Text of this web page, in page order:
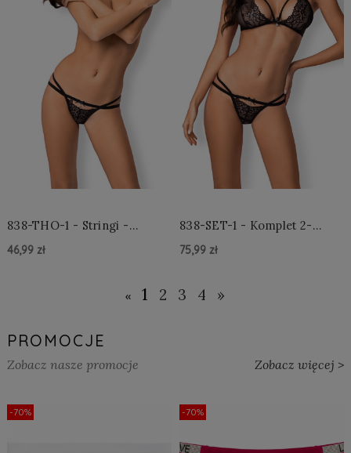
838-THO-1 - Stringi -
46,99 zł
838-SET-1 - Komplet 2-
75,99 zł
Do Koszyka »
« 1 2 3 4 »
PROMOCJE
Zobacz nasze promocje Zobacz więcej >
-70% -70%